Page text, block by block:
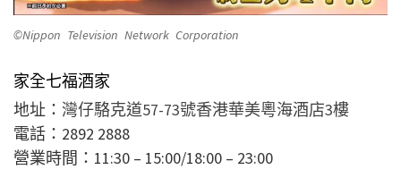
©Nippon Television Network Corporation
家全七福酒家
地址： 灣仔駱克道57-73號香港華美粵海酒店3樓
電話：2892 2888
營業時間：11:30 – 15:00/18:00 – 23:00